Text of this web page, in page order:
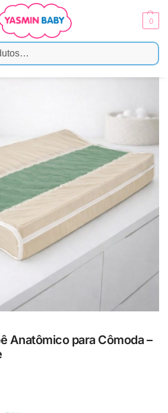
0
/ Trocador de Bebê Anatômico para Cômoda – Bege com Verde
Anatômico para Cômoda –